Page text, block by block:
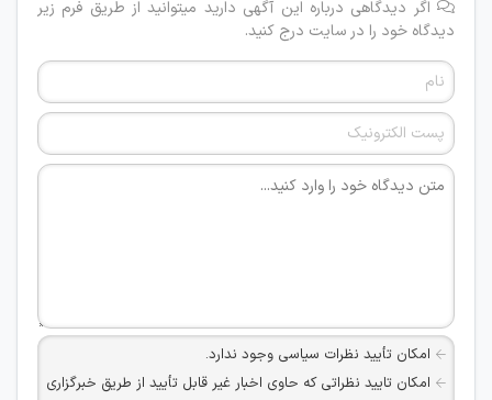
اگر دیدگاهی درباره این آگهی دارید میتوانید از طریق فرم زیر
دیدگاه خود را در سایت درج کنید.
امکان تأیید نظرات سیاسی وجود ندارد.
امکان تایید نظراتی که حاوی اخبار غیر قابل تأیید از طریق خبرگزاری